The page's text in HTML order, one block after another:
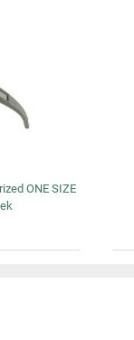
ONE SIZE